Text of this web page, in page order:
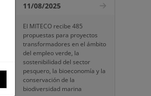
11/08/2025
El MITECO recibe 485
propuestas para proyectos
transformadores en el ámbito
del empleo verde, la
sostenibilidad del sector
pesquero, la bioeconomía y la
conservación de la
biodiversidad marina